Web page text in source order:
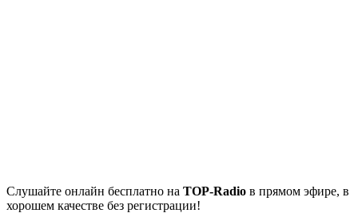
Cлушайте онлайн бесплатно на TOP-Radio в прямом эфире, в
хорошем качестве без регистрации!